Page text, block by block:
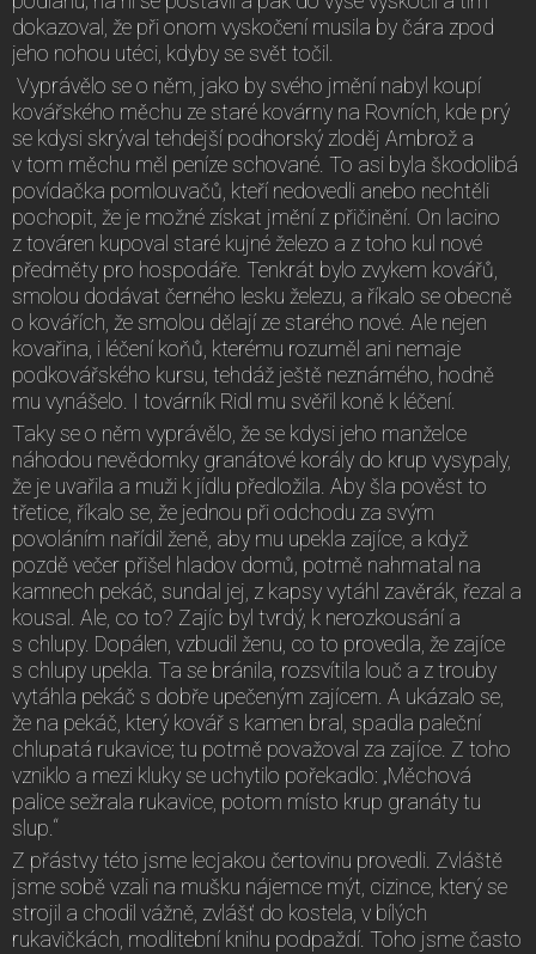
dokazoval, že při onom vyskočení musila by čára zpod
jeho nohou utéci, kdyby se svět točil.
Vyprávělo se o něm, jako by svého jmění nabyl koupí
kovářského měchu ze staré kovárny na Rovních, kde prý
se kdysi skrýval tehdejší podhorský zloděj Ambrož a
v tom měchu měl peníze schované. To asi byla škodolibá
povídačka pomlouvačů, kteří nedovedli anebo nechtěli
pochopit, že je možné získat jmění z přičinění. On lacino
z továren kupoval staré kujné železo a z toho kul nové
předměty pro hospodáře. Tenkrát bylo zvykem kovářů,
smolou dodávat černého lesku železu, a říkalo se obecně
o kovářích, že smolou dělají ze starého nové. Ale nejen
kovařina, i léčení koňů, kterému rozuměl ani nemaje
podkovářského kursu, tehdáž ještě neznámého, hodně
mu vynášelo. I továrník Ridl mu svěřil koně k léčení.
Taky se o něm vyprávělo, že se kdysi jeho manželce
náhodou nevědomky granátové korály do krup vysypaly,
že je uvařila a muži k jídlu předložila. Aby šla pověst to
třetice, říkalo se, že jednou při odchodu za svým
povoláním nařídil ženě, aby mu upekla zajíce, a když
pozdě večer přišel hladov domů, potmě nahmatal na
kamnech pekáč, sundal jej, z kapsy vytáhl zavěrák, řezal a
kousal. Ale, co to? Zajíc byl tvrdý, k nerozkousání a
s chlupy. Dopálen, vzbudil ženu, co to provedla, že zajíce
s chlupy upekla. Ta se bránila, rozsvítila louč a z trouby
vytáhla pekáč s dobře upečeným zajícem. A ukázalo se,
že na pekáč, který kovář s kamen bral, spadla paleční
chlupatá rukavice; tu potmě považoval za zajíce. Z toho
vzniklo a mezi kluky se uchytilo pořekadlo: „Měchová
palice sežrala rukavice, potom místo krup granáty tu
slup.“
Z přástvy této jsme lecjakou čertovinu provedli. Zvláště
jsme sobě vzali na mušku nájemce mýt, cizince, který se
strojil a chodil vážně, zvlášť do kostela, v bílých
rukavičkách, modlitební knihu podpaždí. Toho jsme často